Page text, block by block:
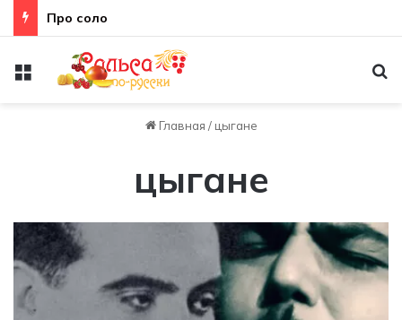
Про соло
Меню
Главная / цыгане
цыгане